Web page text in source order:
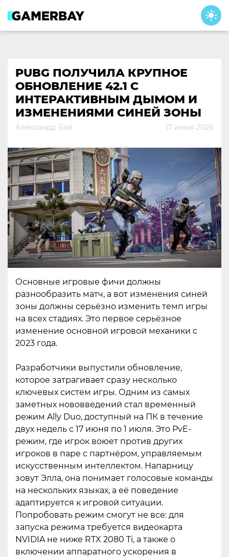
content
PUBG ПОЛУЧИЛА КРУПНОЕ
ОБНОВЛЕНИЕ 42.1 С
ИНТЕРАКТИВНЫМ ДЫМОМ И
ИЗМЕНЕНИЯМИ СИНЕЙ ЗОНЫ
Александр Бэй 17 июня 2026
Основные игровые фичи должны
разнообразить матч, а вот изменения синей
зоны должны серьёзно изменить темп игры
на всех стадиях. Это первое серьёзное
изменение основной игровой механики с
2023 года.
Разработчики выпустили обновление,
которое затрагивает сразу несколько
ключевых систем игры. Одним из самых
заметных нововведений стал временный
режим Ally Duo, доступный на ПК в течение
двух недель с 17 июня по 1 июля. Это PvE-
режим, где игрок воюет против других
игроков в паре с партнёром, управляемым
искусственным интеллектом. Напарницу
зовут Элла, она понимает голосовые команды
на нескольких языках, а её поведение
адаптируется к игровой ситуации.
Попробовать режим смогут не все: для
запуска режима требуется видеокарта
NVIDIA не ниже RTX 2080 Ti, а также о
включении аппаратного ускорения в